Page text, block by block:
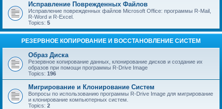
Исправление Поврежденных Файлов
Исправление поврежденных файлов Microsoft Office: программы R-Mail,
R-Word и R-Excel.
Topics: 5
РЕЗЕРВНОЕ КОПИРОВАНИЕ И ВОССТАНОВЛЕНИЕ СИСТЕМ
Образ Диска
Резервное копирование данных, клонирование дисков и создание их
образов при помощи программы R-Drive Image
Topics: 196
Мигрирование и Клонирование Систем
Вопросы по использованию программы R-Drive Image для мигрирование
и клонирование компьютерных систем.
Topics: 2